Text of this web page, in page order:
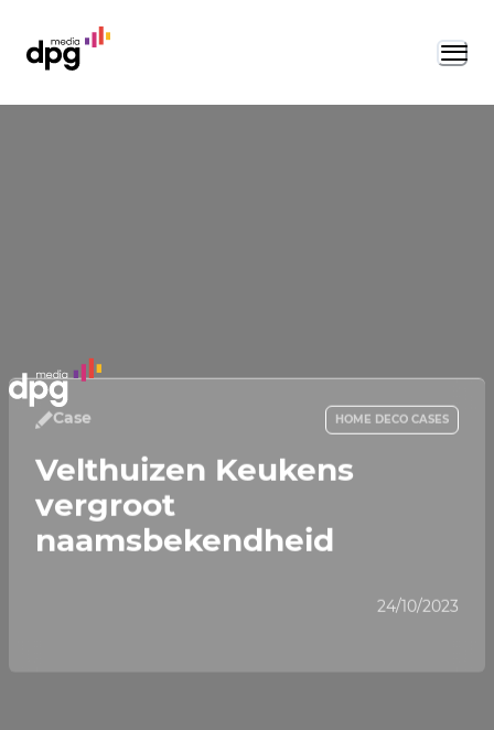
Case HOME DECO CASES
Velthuizen Keukens
vergroot
naamsbekendheid
24/10/2023